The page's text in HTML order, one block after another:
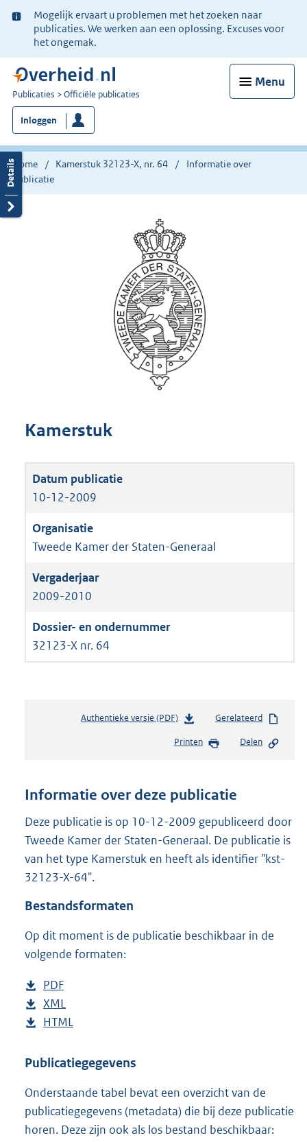
Ter
informatie:
Mogelijk ervaart u problemen met het zoeken naar
publicaties. We werken aan een oplossing. Excuses voor
het ongemak.
Menu
U
bent
nu
hier:
Publicaties Officiële publicaties
Inloggen
Home Kamerstuk 32123-X, nr. 64
Informatie over
publicatie
Kamerstuk
10-12-2009
Tweede Kamer der Staten-Generaal
2009-2010
32123-X nr. 64
Authentieke versie (PDF)b
s
n
s
r
o
:
Gerelateerd
Printen Delen
Informatie over deze publicatie
Deze publicatie is op 10-12-2009 gepubliceerd door
Tweede Kamer der Staten-Generaal. De publicatie is
van het type Kamerstuk en heeft als identifier "kst-
32123-X-64".
Bestandsformaten
Op dit moment is de publicatie beschikbaar in de
volgende formaten:
D
o
w
l
a
d
p
PDF
e
s
a
d
s
g
D
o
n
o
a
d
XML
e
t
n
d
s
D
w
l
o
a
HTML
s
a
n
d
Publicatiegegevens
Onderstaande tabel bevat een overzicht van de
publicatiegegevens (metadata) die bij deze publicatie
horen. Deze zijn ook als los bestand beschikbaar: